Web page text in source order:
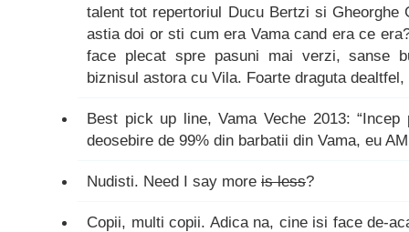
talent tot repertoriul Ducu Bertzi si Gheorghe
astia doi or sti cum era Vama cand era ce
face plecat spre pasuni mai verzi, sanse
biznisul astora cu Vila. Foarte draguta
Best pick up line, Vama Veche 2013:
deosebire de 99% din barbatii din Vama, eu
Nudisti. Need I say more is less?
Copii, multi copii. Adica na, cine isi face de-